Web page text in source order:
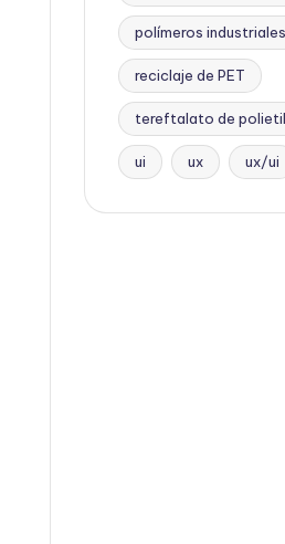
polímeros industriales
reciclaje de PET
tereftalato de
ui ux ux/ui